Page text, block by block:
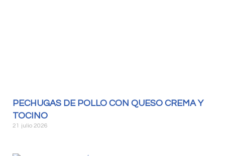
PECHUGAS DE POLLO CON QUESO CREMA Y
TOCINO
21 julio 2026